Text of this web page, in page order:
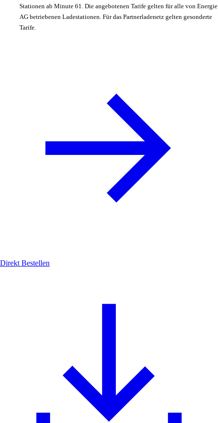
Stationen ab Minute 61. Die angebotenen Tarife gelten für alle von Energie
AG betriebenen Ladestationen. Für das Partnerladenetz gelten gesonderte
Tarife.
Direkt Bestellen